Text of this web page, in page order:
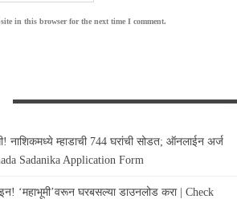
in this browser for the next time I comment.
नाशिकमध्ये म्हाडाची 744 घरांची सोडत; ऑनलाईन अर्ज
Sadanika Application Form
‘महाभूमी’वरून घरबसल्या डाउनलोड करा | Check